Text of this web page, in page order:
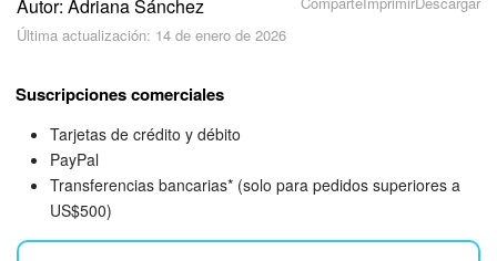
Seguridad
Feed
Messenger
Autor: Adriana Sánchez
Última actualización: 14 de enero de 2026
Suscripciones comerciales
Tarjetas de crédito y débito
PayPal
Transferencias bancarias* (solo para pedidos superiores a
US$500)